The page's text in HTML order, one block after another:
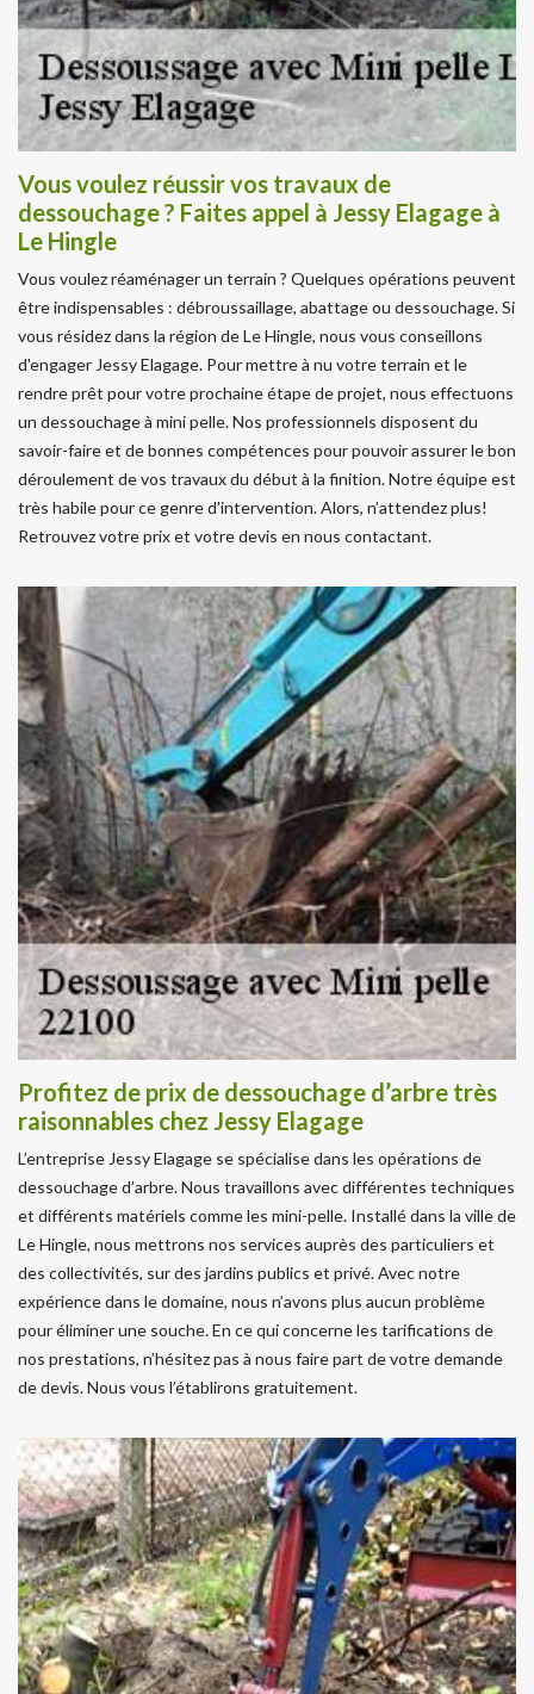
Vous voulez réussir vos travaux de
dessouchage ? Faites appel à Jessy Elagage à
Le Hingle
Vous voulez réaménager un terrain ? Quelques opérations peuvent
être indispensables : débroussaillage, abattage ou dessouchage. Si
vous résidez dans la région de Le Hingle, nous vous conseillons
d'engager Jessy Elagage. Pour mettre à nu votre terrain et le
rendre prêt pour votre prochaine étape de projet, nous effectuons
un dessouchage à mini pelle. Nos professionnels disposent du
savoir-faire et de bonnes compétences pour pouvoir assurer le bon
déroulement de vos travaux du début à la finition. Notre équipe est
très habile pour ce genre d'intervention. Alors, n’attendez plus!
Retrouvez votre prix et votre devis en nous contactant.
Profitez de prix de dessouchage d’arbre très
raisonnables chez Jessy Elagage
L’entreprise Jessy Elagage se spécialise dans les opérations de
dessouchage d’arbre. Nous travaillons avec différentes techniques
et différents matériels comme les mini-pelle. Installé dans la ville de
Le Hingle, nous mettrons nos services auprès des particuliers et
des collectivités, sur des jardins publics et privé. Avec notre
expérience dans le domaine, nous n’avons plus aucun problème
pour éliminer une souche. En ce qui concerne les tarifications de
nos prestations, n’hésitez pas à nous faire part de votre demande
de devis. Nous vous l’établirons gratuitement.